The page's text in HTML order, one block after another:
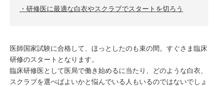
研修医に最適な白衣やスクラブでスタートを切ろう
医師国家試験に合格して、ほっとしたのも束の間。すぐさま臨床
研修のスタートとなります。
臨床研修医として医局で働き始めるに当たり、どのような白衣、
スクラブを選べばよいかと悩んでいる人もいるのではないでしょ